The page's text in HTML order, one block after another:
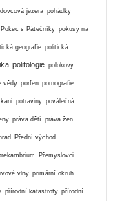
jezera pohádky
Pokec s Pátečníky pokusy na
geografie politická
politologie polokovy
vědy porfen pornografie
potraviny poválečná
práva dětí práva žen
Přední východ
Přemyslovci
vlny primární okruh
přírodní katastrofy přírodní